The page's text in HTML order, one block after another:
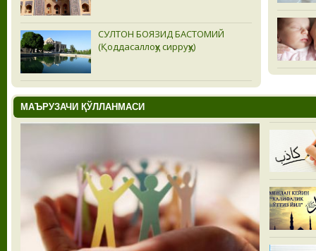
СУЛТОН БОЯЗИД БAСТОМИЙ
(Қоддасаллоҳу сирруҳу)
МАЪРУЗАЧИ ҚЎЛЛАНМАСИ